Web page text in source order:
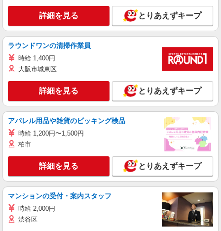
詳細を見る とりあえずキープ
ラウンドワンの清掃作業員
時給 1,400円
大阪市城東区
詳細を見る とりあえずキープ
アパレル用品や雑貨のピッキング検品
時給 1,200円〜1,500円
柏市
詳細を見る とりあえずキープ
マンションの受付・案内スタッフ
時給 2,000円
渋谷区